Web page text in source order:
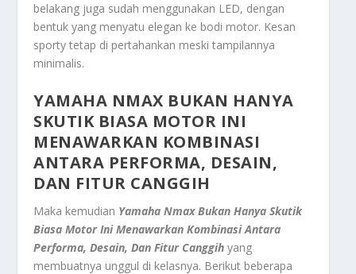
belakang juga sudah menggunakan LED, dengan
bentuk yang menyatu elegan ke bodi motor. Kesan
sporty tetap di pertahankan meski tampilannya
minimalis.
YAMAHA NMAX BUKAN HANYA
SKUTIK BIASA MOTOR INI
MENAWARKAN KOMBINASI
ANTARA PERFORMA, DESAIN,
DAN FITUR CANGGIH
Maka kemudian Yamaha Nmax Bukan Hanya Skutik
Biasa Motor Ini Menawarkan Kombinasi Antara
Performa, Desain, Dan Fitur Canggih yang
membuatnya unggul di kelasnya. Berikut beberapa